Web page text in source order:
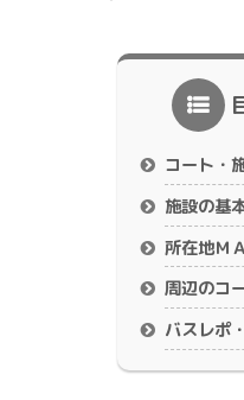
コート・
施設の基
所在地Ｍ
周辺のコ
バスレポ